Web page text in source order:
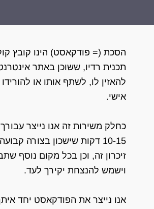
הסכת (= פודקאסט) הינו קובץ
תכנית רדיו, ששוכן באתר אינטרנט
להאזין לו, לשתף אותו או
אישי.
כחלק משירות זה אנו נייצר
10-15 דקות שישכון בצורה
זיכרון זה, וכן בכל מקום נוסף
וישמש להנצחת יקירך לעד.
אנו נייצר את הפודקאסט יחד